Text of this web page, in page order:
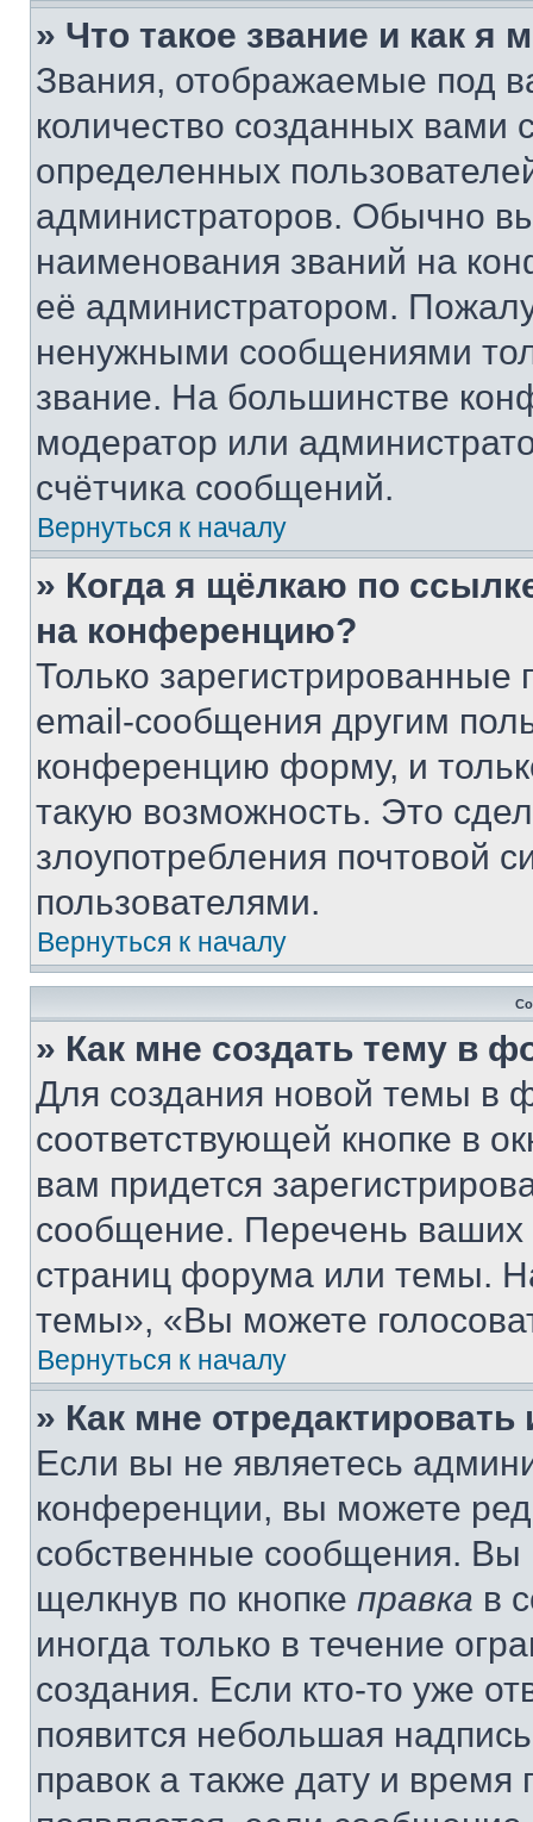
» Что такое звание и как я
Звания, отображаемые под
количество созданных
определенных
администраторов. Обычно
наименования званий на
её администратором.
ненужными сообщениями
звание. На большинстве
модератор или
счётчика сообщений.
Вернуться к началу
» Когда я щёлкаю по
на конференцию?
Только зарегистрированные
email-сообщения другим
конференцию форму, и
такую возможность. Это
злоупотребления почтовой
пользователями.
Вернуться к началу
» Как мне создать тему в
Для создания новой темы в
соответствующей кнопке в
вам придется
сообщение. Перечень ваших
страниц форума или темы.
темы», «Вы можете
Вернуться к началу
» Как мне
Если вы не являетесь
конференции, вы можете
собственные сообщения. Вы
щелкнув по кнопке правка в
иногда только в течение
создания. Если кто-то уже
появится небольшая
правок а также дату и